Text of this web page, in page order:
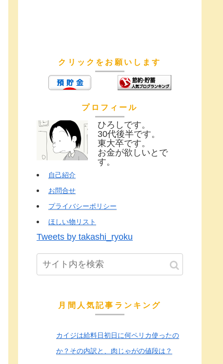
クリックをお願いします
プロフィール
ひろしです。
30代後半です。
東大卒です。
お金が欲しいとで
す。
自己紹介
お問合せ
プライバシーポリシー
ほしい物リスト
Tweets by takashi_ryoku
月間人気記事ランキング
カイジは給料日初日に何ペリカ使ったの
か？その内訳と、肉じゃがの値段は？